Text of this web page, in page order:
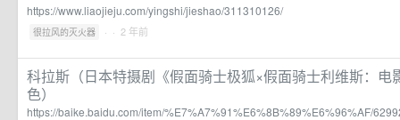
https://www.liaojieju.com/yingshi/jieshao/311310126/
很拉风的灭火器 · · 2 年前
科拉斯（日本特摄剧《假面骑士极狐×假面骑士利维斯：电
色）
https://baike.baidu.com/item/%E7%A7%91%E6%8B%89%E6%96%AF/